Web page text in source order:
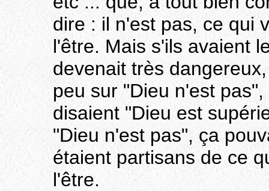
dire : il n'est pas, ce qui
l'être. Mais s'ils avaient
devenait très
peu sur "Dieu n'est
disaient "Dieu est
"Dieu n'est pas", ça
étaient partisans de ce
l'être.